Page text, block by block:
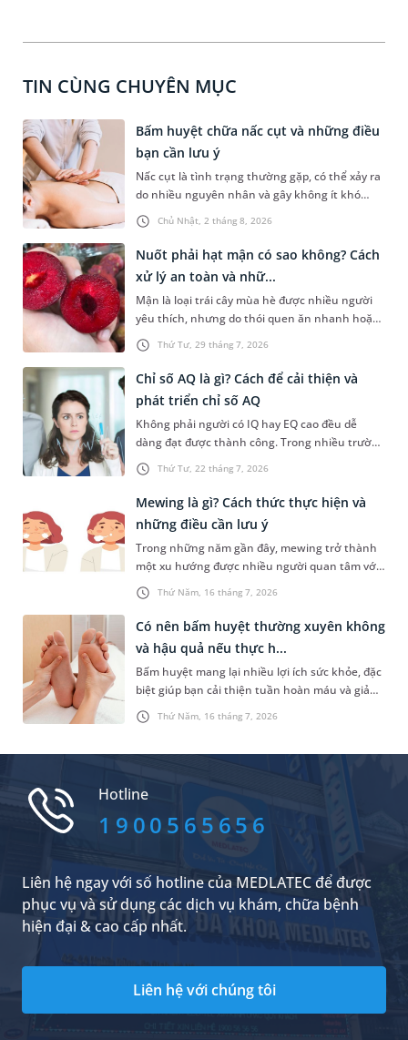
TIN CÙNG CHUYÊN MỤC
Chủ Nhật, 2 tháng 8, 2026
Bấm huyệt chữa nấc cụt và những điều
bạn cần lưu ý
Nấc cụt là tình trạng thường gặp, có thể xảy ra
do nhiều nguyên nhân và gây không ít khó
chịu. Bấm huyệt chữa nấc cụt là một trong
những phương pháp được nhiều người tìm
hiểu để hỗ trợ tình trạng này. Mời bạn cùng
tìm hiểu sâu hơn về phương pháp chữa nấc cụt
này trong bài viết dưới đây.
Thứ Tư, 29 tháng 7, 2026
Nuốt phải hạt mận có sao không? Cách
xử lý an toàn và nhữ...
Mận là loại trái cây mùa hè được nhiều người
yêu thích, nhưng do thói quen ăn nhanh hoặc
sơ suất, không ít người đã vô tình nuốt phải
hạt mận. Cấu tạo hạt mận thường cứng, có hai
đầu nhọn nên khi đi vào đường tiêu hóa rất dễ
gây ra tâm lý hoang mang, lo lắng cho người
gặp phải. Bài viết dưới đây sẽ giải đáp chi tiết
giúp bạn thắc mắc nuốt phải hạt mận có sao
không dưới góc nhìn y khoa và hướng dẫn cách
xử trí an toàn, kịp thời nhất.
Thứ Tư, 22 tháng 7, 2026
Chỉ số AQ là gì? Cách để cải thiện và
phát triển chỉ số AQ
Không phải người có IQ hay EQ cao đều dễ
dàng đạt được thành công. Trong nhiều trường
hợp, khả năng đứng vững trước áp lực, thích
nghi với nghịch cảnh và không bỏ cuộc mới là
yếu tố tạo nên sự khác biệt. Đây cũng chính là
điều được phản ánh qua chỉ số AQ. Vậy chỉ số
AQ là gì, được xác định ra sao và làm thế nào để
cải thiện chỉ số này? Hãy cùng tìm hiểu trong
bài viết dưới đây.
Thứ Năm, 16 tháng 7, 2026
Mewing là gì? Cách thức thực hiện và
những điều cần lưu ý
Trong những năm gần đây, mewing trở thành
một xu hướng được nhiều người quan tâm với
mục tiêu cải thiện đường nét khuôn mặt mà
không cần phẫu thuật. Vậy mewing là gì, hiệu
quả thực tế ra sao và cần lưu ý những gì để hạn
chế nguy cơ ảnh hưởng đến sức khỏe răng
hàm mặt?
Thứ Năm, 16 tháng 7, 2026
Có nên bấm huyệt thường xuyên không
và hậu quả nếu thực h...
Bấm huyệt mang lại nhiều lợi ích sức khỏe, đặc
biệt giúp bạn cải thiện tuần hoàn máu và giảm
căng thẳng hiệu quả. Do đó, rất nhiều người đã
lựa chọn phương pháp chăm sóc sức khỏe tự
người quan tâm là có nên bấm huyệt thường
nào là hợp lý. Dưới đây là câu trả lời cụ thể.
Hotline
1900565656
Liên hệ ngay với số hotline của MEDLATEC để được
phục vụ và sử dụng các dịch vụ khám, chữa bệnh
hiện đại & cao cấp nhất.
Liên hệ với chúng tôi